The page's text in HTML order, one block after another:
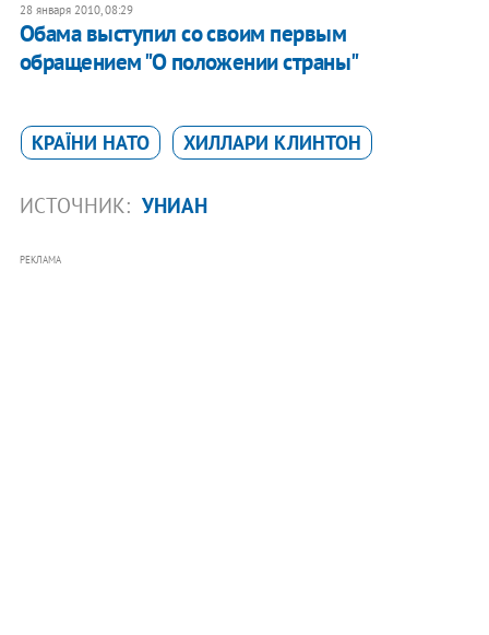
28 января 2010, 08:29
Обама выступил со своим первым
обращением "О положении страны"
КРАЇНИ НАТО ХИЛЛАРИ КЛИНТОН
ИСТОЧНИК: УНИАН
РЕКЛАМА